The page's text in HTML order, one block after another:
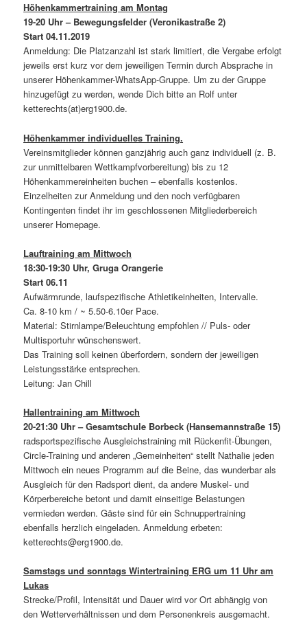
Höhenkammertraining am Montag
19-20 Uhr – Bewegungsfelder (Veronikastraße 2)
Start 04.11.2019
Anmeldung: Die Platzanzahl ist stark limitiert, die Vergabe erfolgt
jeweils erst kurz vor dem jeweiligen Termin durch Absprache in
unserer Höhenkammer-WhatsApp-Gruppe. Um zu der Gruppe
hinzugefügt zu werden, wende Dich bitte an Rolf unter
ketterechts(at)erg1900.de.
Höhenkammer individuelles Training.
Vereinsmitglieder können ganzjährig auch ganz individuell (z. B.
zur unmittelbaren Wettkampfvorbereitung) bis zu 12
Höhenkammereinheiten buchen – ebenfalls kostenlos.
Einzelheiten zur Anmeldung und den noch verfügbaren
Kontingenten findet ihr im geschlossenen Mitgliederbereich
unserer Homepage.
Lauftraining am Mittwoch
18:30-19:30 Uhr, Gruga Orangerie
Start 06.11
Aufwärmrunde, laufspezifische Athletikeinheiten, Intervalle.
Ca. 8‐10 km / ~ 5.50‐6.10er Pace.
Material: Stirnlampe/Beleuchtung empfohlen // Puls‐ oder
Multisportuhr wünschenswert.
Das Training soll keinen überfordern, sondern der jeweiligen
Leistungsstärke entsprechen.
Leitung: Jan Chill
Hallentraining am Mittwoch
20-21:30 Uhr – Gesamtschule Borbeck (Hansemannstraße 15)
radsportspezifische Ausgleichstraining mit Rückenfit-Übungen,
Circle-Training und anderen „Gemeinheiten“ stellt Nathalie jeden
Mittwoch ein neues Programm auf die Beine, das wunderbar als
Ausgleich für den Radsport dient, da andere Muskel- und
Körperbereiche betont und damit einseitige Belastungen
vermieden werden. Gäste sind für ein Schnuppertraining
ebenfalls herzlich eingeladen. Anmeldung erbeten:
ketterechts@erg1900.de.
Samstags und sonntags Wintertraining ERG um 11 Uhr am
Lukas
Strecke/Profil, Intensität und Dauer wird vor Ort abhängig von
den Wetterverhältnissen und dem Personenkreis ausgemacht.